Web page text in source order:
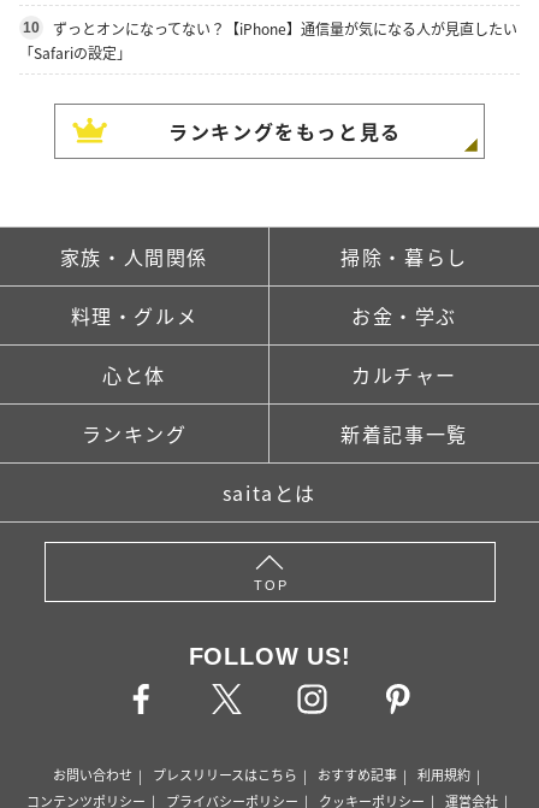
10
ずっとオンになってない？【iPhone】通信量が気になる人が見直したい
「Safariの設定」
ランキングをもっと見る
家族・人間関係 掃除・暮らし
料理・グルメ お金・学ぶ
心と体 カルチャー
ランキング 新着記事一覧
saitaとは
TOP
FOLLOW US!
お問い合わせ プレスリリースはこちら おすすめ記事
利用規約
コンテンツポリシー
プライバシーポリシー クッキーポリシー 運営会社